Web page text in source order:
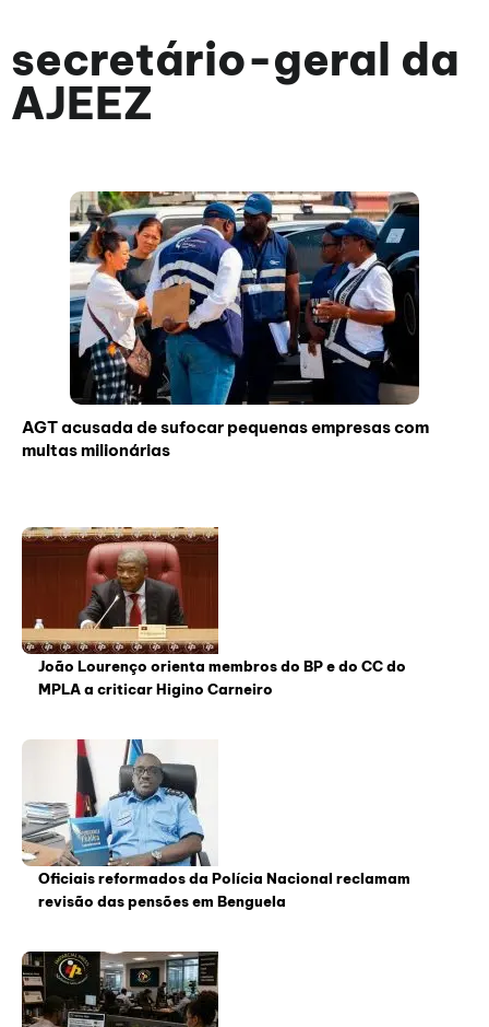
secretário-geral da
AJEEZ
AGT acusada de sufocar pequenas empresas com
multas milionárias
João Lourenço orienta membros do BP e do CC do
MPLA a criticar Higino Carneiro
Oficiais reformados da Polícia Nacional reclamam
revisão das pensões em Benguela